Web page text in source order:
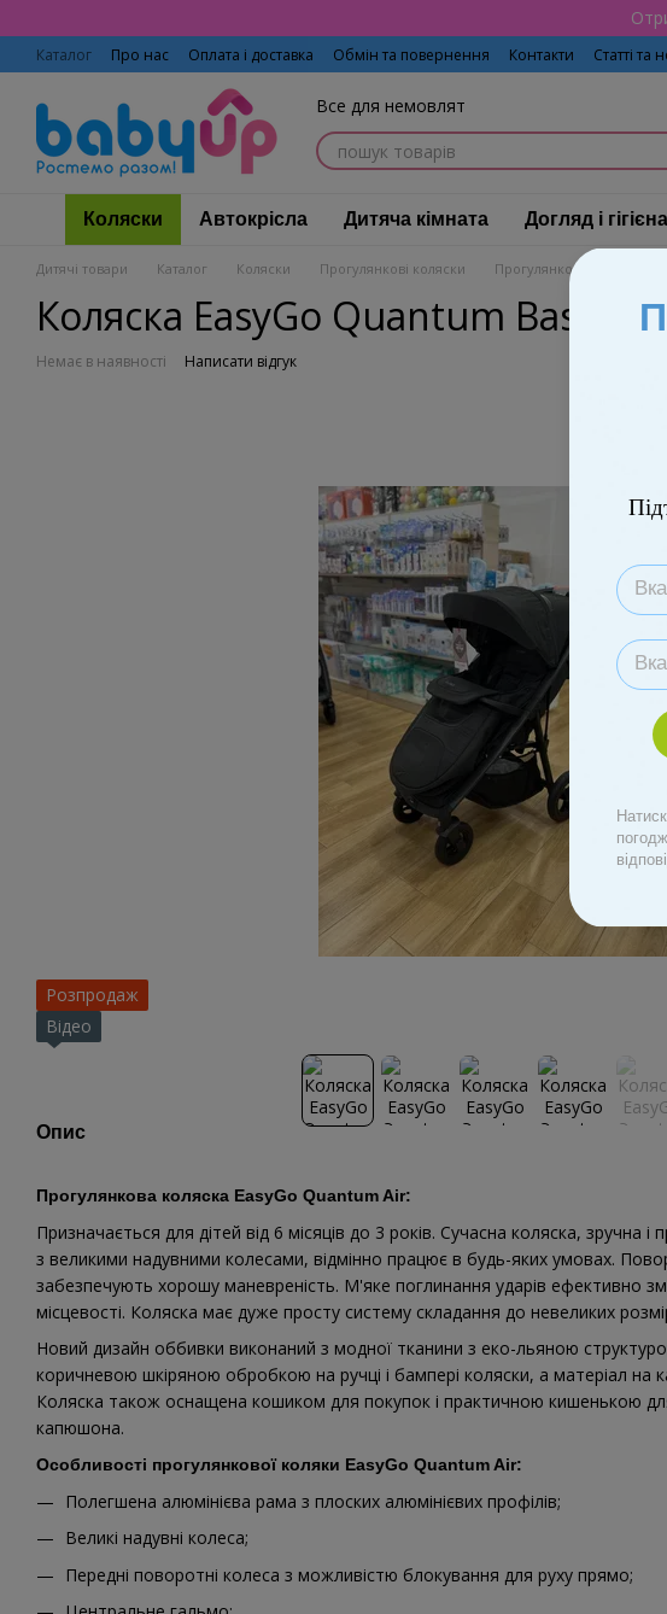
Каталог Про нас Оплата і доставка Обмін та повернення Контакти Статті та
Все для немовлят
Коляски Автокрісла Дитяча кімната Догляд і гігієна
Дитячі товари Каталог Коляски Прогулянкові коляски Прогулянкові коляски
Коляска EasyGo Quantum Basalt
Немає в наявності Написати відгук
Розпродаж
Відео
Опис
Прогулянкова коляска EasyGo Quantum Air:
Призначається для дітей від 6 місяців до 3 років. Сучасна коляска, зручна і
з великими надувними колесами, відмінно працює в будь-яких умовах.
забезпечують хорошу маневреність. М'яке поглинання ударів ефективно
місцевості. Коляска має дуже просту систему складання до невеликих
Новий дизайн оббивки виконаний з модної тканини з еко-льяною
коричневою шкіряною обробкою на ручці і бампері коляски, а матеріал на
Коляска також оснащена кошиком для покупок і практичною кишенькою для
капюшона.
Особливості прогулянкової коляки EasyGo Quantum Air:
Полегшена алюмінієва рама з плоских алюмінієвих профілів;
Великі надувні колеса;
Передні поворотні колеса з можливістю блокування для руху прямо;